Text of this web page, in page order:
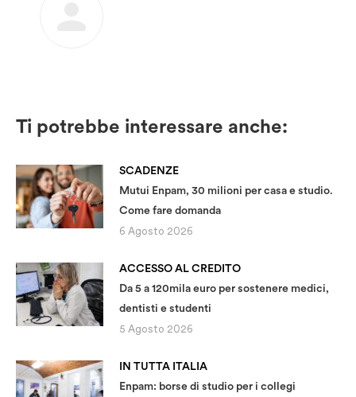
Ti potrebbe interessare anche:
SCADENZE
Mutui Enpam, 30 milioni per casa e studio.
Come fare domanda
6 Agosto 2026
ACCESSO AL CREDITO
Da 5 a 120mila euro per sostenere medici,
dentisti e studenti
5 Agosto 2026
IN TUTTA ITALIA
Enpam: borse di studio per i collegi